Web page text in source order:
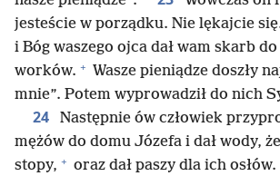
jesteście w porządku. Nie lękajcie
i Bóg waszego ojca dał wam skarb
worków. + Wasze pieniądze doszły
mnie”. Potem wyprowadził do nich
24
Następnie ów człowiek
mężów do domu Józefa i dał wody,
stopy, + oraz dał paszy dla ich osłów.